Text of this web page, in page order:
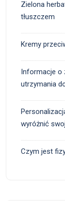
Zielona
tłuszczem
Kremy
Informacje o
utrzymania
wyróżnić
Czym jest